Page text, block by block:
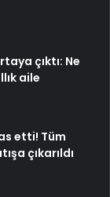
çıktı: Ne
aile
etti! Tüm
çıkarıldı